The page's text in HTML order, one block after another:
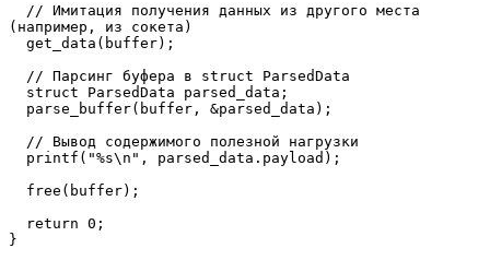
(например, из сокета)
  get_data(buffer);
  // Парсинг буфера в struct ParsedData
  struct ParsedData parsed_data;
  parse_buffer(buffer, &parsed_data);
  // Вывод содержимого полезной нагрузки
  printf("%s\n", parsed_data.payload);
  free(buffer);
  return 0;
}